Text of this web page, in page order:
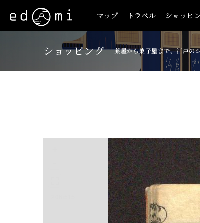
マップ トラベル ショッピ
ショッピング 薬屋から菓子屋まで、江戸の